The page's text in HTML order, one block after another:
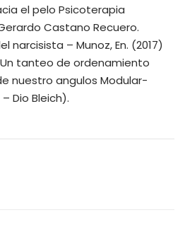
el pelo Psicoterapia
Castano Recuero.
narcisista – Munoz, En. (2017)
tanteo de ordenamiento
nuestro angulos Modular-
Dio Bleich).